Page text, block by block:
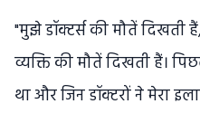
"मुझे डॉक्टर्स की मौतें
व्यक्ति की मौतें दिखती हैं।
था और जिन डॉक्टरों ने मेरा